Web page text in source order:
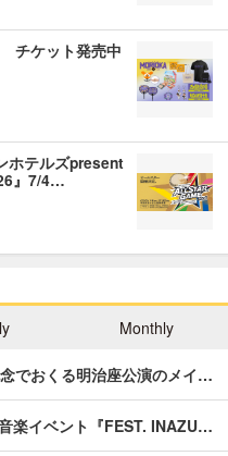
チケット発売中
ホテルズpresent
』7/4…
Monthly
でおくる明治座公演のメイ…
楽イベント『FEST. INAZU…